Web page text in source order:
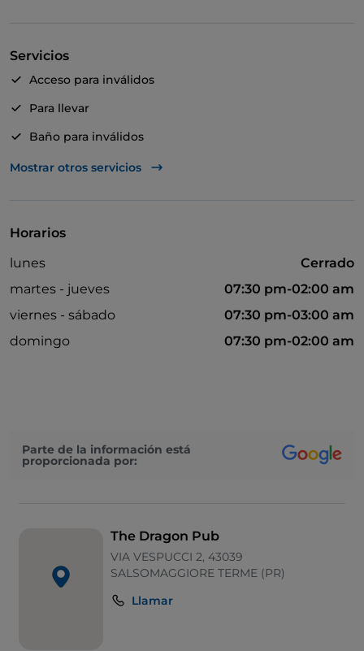
Servicios
Acceso para inválidos
Para llevar
Baño para inválidos
Cena con espectáculo
Partidos de fútbol
Se habla español
Wi-Fi
Mostrar otros servicios
Horarios
lunes
Cerrado
martes - jueves
07:30 pm-02:00 am
viernes - sábado
07:30 pm-03:00 am
domingo
07:30 pm-02:00 am
Parte de la información está
proporcionada por:
The Dragon Pub
VIA VESPUCCI 2, 43039
SALSOMAGGIORE TERME (PR)
Llamar